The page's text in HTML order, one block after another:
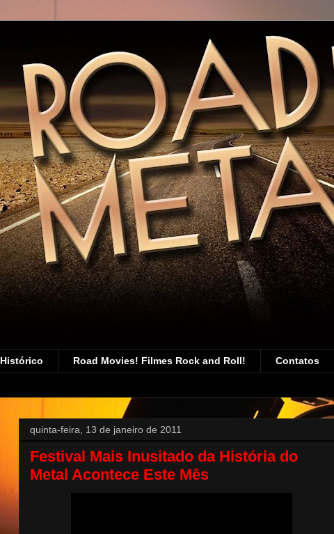
Histórico Road Movies! Filmes Rock and Roll! Contatos
quinta-feira, 13 de janeiro de 2011
Festival Mais Inusitado da História do
Metal Acontece Este Mês